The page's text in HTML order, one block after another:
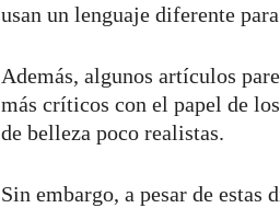
usan un lenguaje diferente
Además, algunos artículos
más críticos con el papel de
de belleza poco realistas.
Sin embargo, a pesar de estas